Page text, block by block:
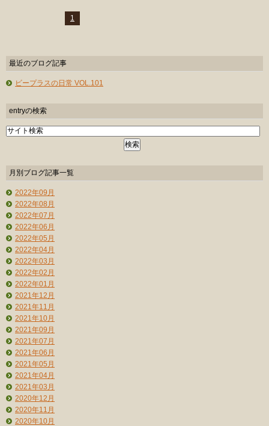
1
最近のブログ記事
ビープラスの日常 VOL.101
entryの検索
月別ブログ記事一覧
2022年09月
2022年08月
2022年07月
2022年06月
2022年05月
2022年04月
2022年03月
2022年02月
2022年01月
2021年12月
2021年11月
2021年10月
2021年09月
2021年07月
2021年06月
2021年05月
2021年04月
2021年03月
2020年12月
2020年11月
2020年10月